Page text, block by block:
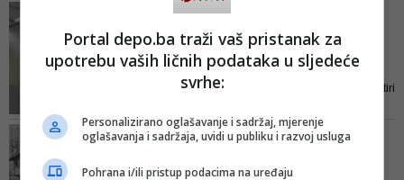
je tema 2. sjednice Gradskog
vijeća Širokoga Brijega održane u
godina - Titov bunker u
Ko...
Po službenoj dužnosti, samo četiri
postojanje bunkera, pored
radnika koji su birani pažljivo i
ČUDO JE BILA BIVŠA
Tajna čuvana više od 50
Portal depo.ba traži vaš pristanak za
upotrebu vaših ličnih podataka u sljedeće
svrhe:
Personalizirano oglašavanje i sadržaj, mjerenje
oglašavanja i sadržaja, uvidi u publiku i razvoj usluga
Pohrana i/ili pristup podacima na uređaju